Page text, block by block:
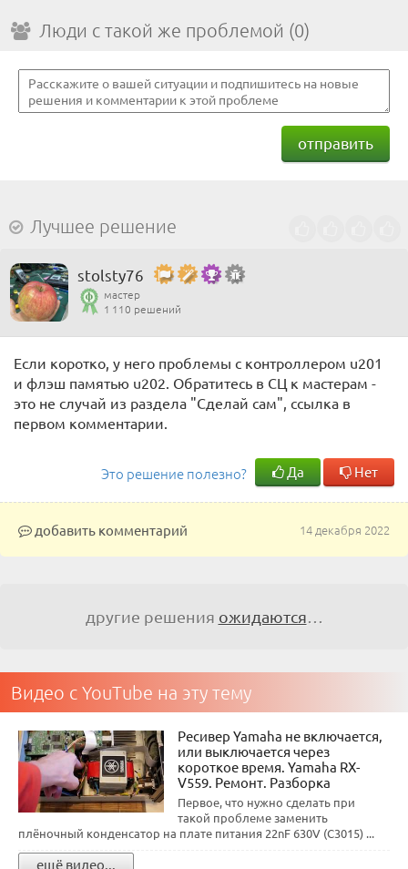
Люди с такой же проблемой (0)
отправить
Лучшее решение
stolsty76
мастер
1 110 решений
Если коротко, у него проблемы с контроллером u201
и флэш памятью u202. Обратитесь в СЦ к мастерам -
это не случай из раздела "Сделай сам", ссылка в
первом комментарии.
Это решение полезно? Да Нет
14 декабря 2022
добавить комментарий
другие решения ожидаются
Видео с YouTube на эту тему
Ресивер Yamaha не включается,
или выключается через
короткое время. Yamaha RX-
V559. Ремонт. Разборка
Первое, что нужно сделать при
такой проблеме заменить
плёночный конденсатор на плате питания 22nF 630V (C3015) ...
ещё видео...